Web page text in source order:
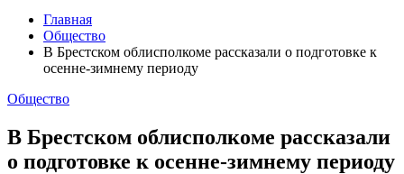
Главная
Общество
В Брестском облисполкоме рассказали о подготовке к
осенне-зимнему периоду
Общество
В Брестском облисполкоме рассказали
о подготовке к осенне-зимнему периоду